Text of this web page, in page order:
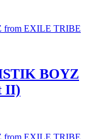
BOYZ
II)